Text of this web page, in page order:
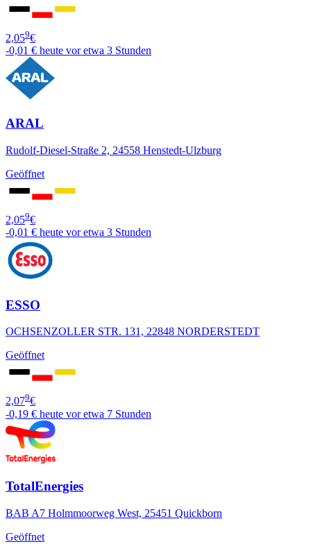
2,059€
-0,01 € heute vor etwa 3 Stunden
ARAL
Rudolf-Diesel-Straße 2, 24558 Henstedt-Ulzburg
Geöffnet
2,059€
-0,01 € heute vor etwa 3 Stunden
ESSO
OCHSENZOLLER STR. 131, 22848 NORDERSTEDT
Geöffnet
2,079€
-0,19 € heute vor etwa 7 Stunden
TotalEnergies
BAB A7 Holmmoorweg West, 25451 Quickborn
Geöffnet